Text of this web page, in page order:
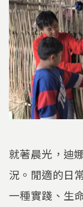
就著晨光，迪
況。閒適的日
一種實踐、生